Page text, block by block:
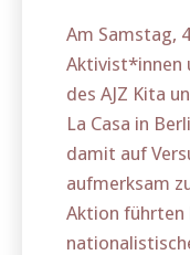
Am Samstag,
Aktivist*innen
des AJZ Kita
La Casa in
damit auf
aufmerksam
Aktion führten